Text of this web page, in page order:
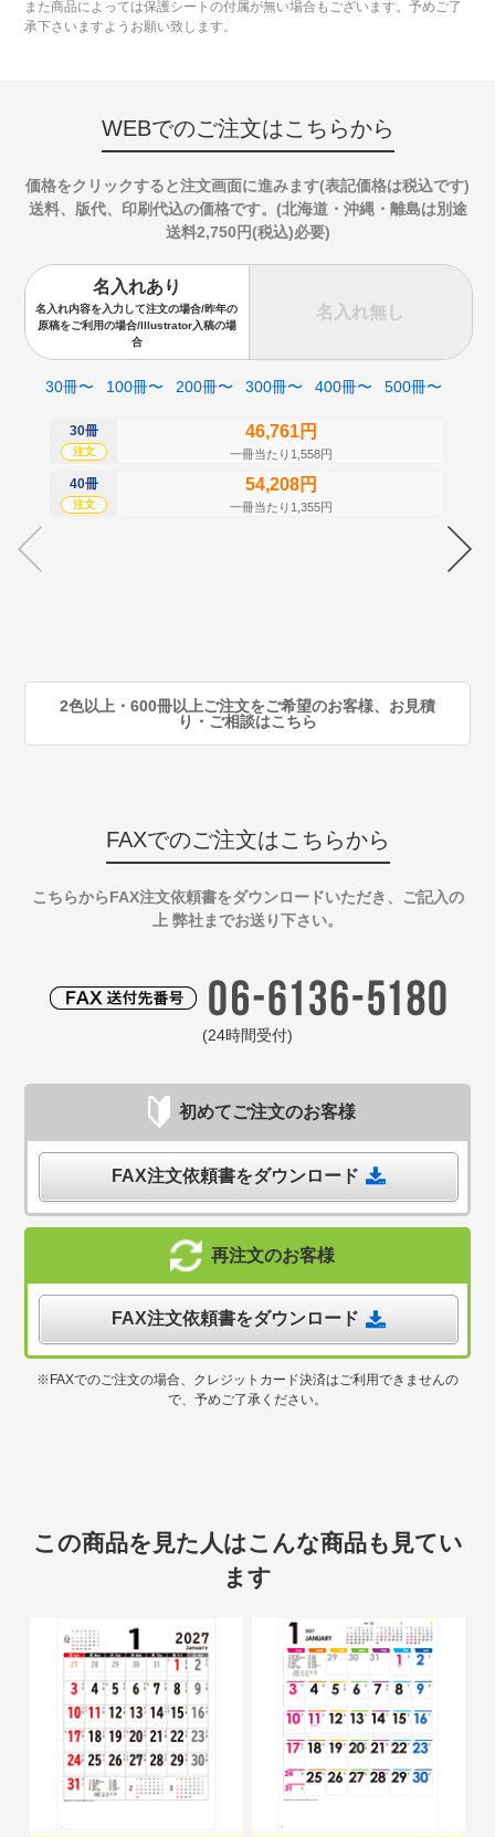
また商品によっては保護シートの付属が無い場合もございます。予めご了
承下さいますようお願い致します。
WEBでのご注文はこちらから
価格をクリックすると注文画面に進みます(表記価格は税込です)
送料、版代、印刷代込の価格です。(北海道・沖縄・離島は別途
送料2,750円(税込)必要)
名入れあり
名入れ内容を入力して注文の場合/昨年の
原稿をご利用の場合/Illustrator入稿の場
合
名入れ無し
30冊〜 100冊〜 200冊〜 300冊〜 400冊〜 500冊〜
30冊
注文
46,761円
一冊当たり1,558円
40冊
注文
54,208円
一冊当たり1,355円
2色以上・600冊以上ご注文をご希望のお客様、お見積
り・ご相談はこちら
FAXでのご注文はこちらから
こちらからFAX注文依頼書をダウンロードいただき、ご記入の
上 弊社までお送り下さい。
(24時間受付)
初めてご注文のお客様
FAX注文依頼書をダウンロード
再注文のお客様
FAX注文依頼書をダウンロード
※FAXでのご注文の場合、クレジットカード決済はご利用できませんの
で、予めご了承ください。
この商品を見た人はこんな商品も見てい
ます